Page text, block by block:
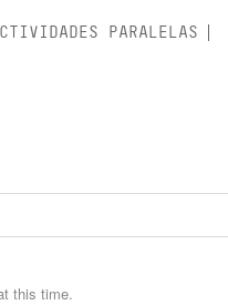
PARALELAS
this time.